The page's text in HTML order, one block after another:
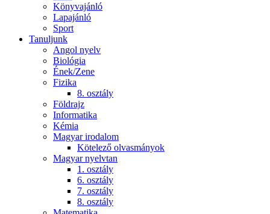
Könyvajánló
Lapajánló
Sport
Tanuljunk
Angol nyelv
Biológia
Ének/Zene
Fizika
8. osztály
Földrajz
Informatika
Kémia
Magyar irodalom
Kötelező olvasmányok
Magyar nyelvtan
1. osztály
6. osztály
7. osztály
8. osztály